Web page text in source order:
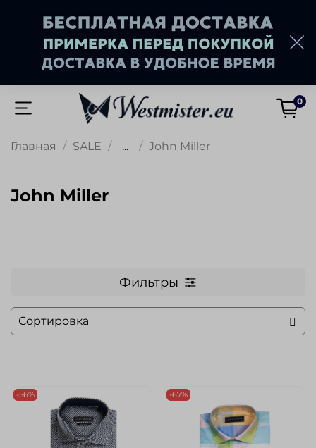
0
Главная SALE ... John Miller
John Miller
Фильтры
-56% -67%